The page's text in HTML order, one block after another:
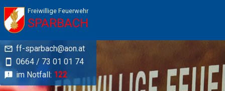
Freiwillige Feuerwehr
SPARBACH
ff-sparbach@aon.at
0664 / 73 01 01 74
im Notfall: 122